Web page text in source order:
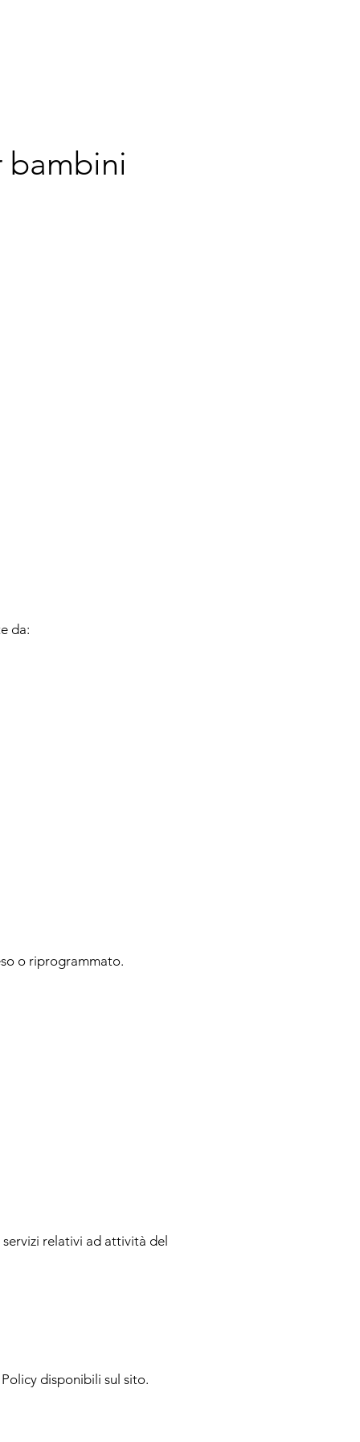
bambini
da:
o riprogrammato.
relativi ad attività del
disponibili sul sito.